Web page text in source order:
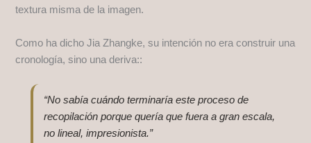
textura misma de la imagen.
Como ha dicho Jia Zhangke, su intención no era construir una
cronología, sino una deriva::
“No sabía cuándo terminaría este proceso de
recopilación porque quería que fuera a gran escala,
no lineal, impresionista.”